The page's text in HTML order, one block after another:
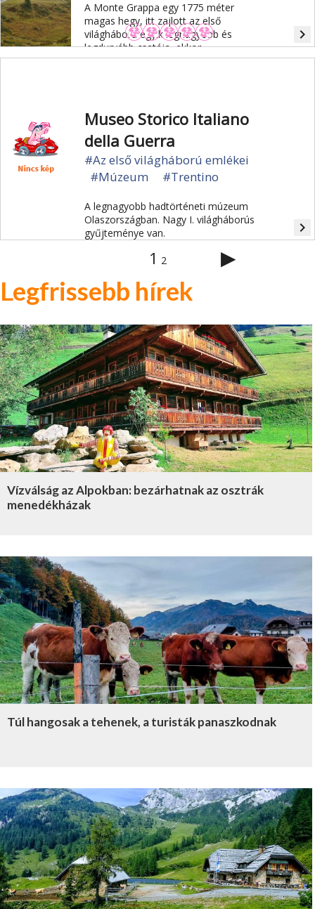
A Monte Grappa egy 1775 méter
magas hegy, itt zajlott az első
világháború egyik legnagyobb és
legdurvább csatája, ekkor
akadályozták meg az olaszok az
navigate_next
Museo Storico Italiano
della Guerra
#Az első világháború emlékei
#Múzeum
#Trentino
A legnagyobb hadtörténeti múzeum
Olaszországban. Nagy I. világháborús
gyűjteménye van.
navigate_next
1 2 ▶
Legfrissebb hírek
Vízválság az Alpokban: bezárhatnak az osztrák
menedékházak
Túl hangosak a tehenek, a turisták panaszkodnak